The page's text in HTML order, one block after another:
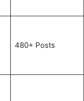
480+ Posts